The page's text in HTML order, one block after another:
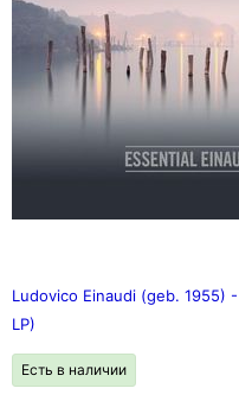
Ludovico Einaudi (geb. 1955)
LP)
Есть в наличии